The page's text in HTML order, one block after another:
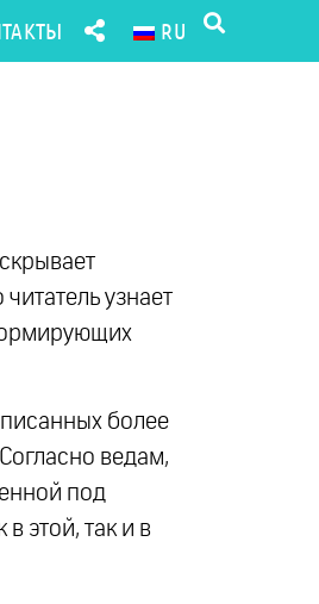
RU
узнает
более
ведам,
под
этой, так и в